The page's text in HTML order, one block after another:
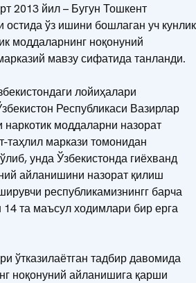
2013 йил – Бугун Тошкент
ўз ишини бошлаган уч кунлик
моддаларнинг ноқонуний
мавзу сифатида танланди.
лойиҳалари
Республикаси Вазирлар
наркотик моддаларни назорат
таҳлил маркази томонидан
унда Ўзбекистонда гиёхванд
айланишини назорат қилиш
республикамизнингг барча
14 та маъсул ходимлари бир ерга
ўтказилаётган тадбир давомида
ноқонуний айланишига қарши